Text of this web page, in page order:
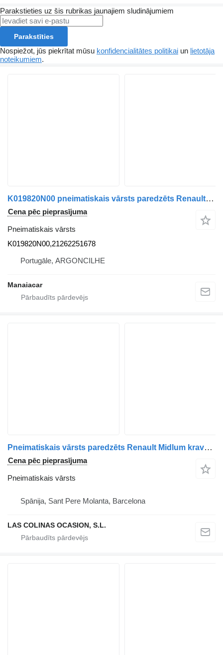
Parakstieties uz šis rubrikas jaunajiem sludinājumiem
Parakstīties
Nospiežot, jūs piekrītat mūsu konfidencialitātes politikai un lietotāja
noteikumiem.
K019820N00 pneimatiskais vārsts paredzēts Renault Midlum | 00 kravas automašīnas
Cena pēc pieprasījuma
Pneimatiskais vārsts
K019820N00,21262251678
Portugāle, ARGONCILHE
Manaiacar
Pneimatiskais vārsts paredzēts Renault Midlum kravas automašīnas
Cena pēc pieprasījuma
Pneimatiskais vārsts
Spānija, Sant Pere Molanta, Barcelona
LAS COLINAS OCASION, S.L.